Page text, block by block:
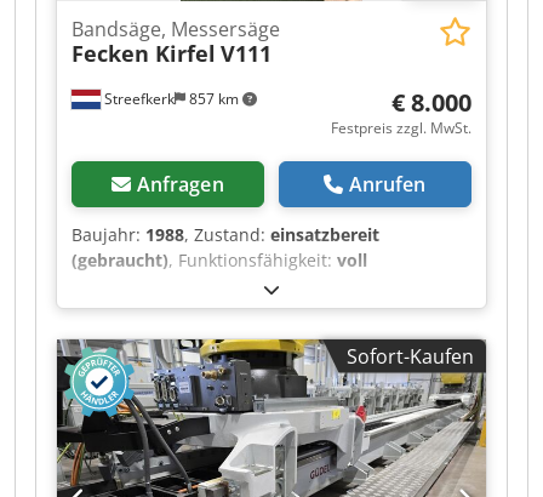
Streefkerk 857 km
Bandsäge, Messersäge
Fecken Kirfel V111
€ 8.000
Festpreis zzgl. MwSt.
Anfragen Anrufen
Baujahr: 1988, Zustand: einsatzbereit
(gebraucht), Funktionsfähigkeit: voll
, Maschinen-/Fahrzeugnummer:
M8298, Bandsäge, Messersäge für weiche
Materialien. Djdpfx Adezivv Dsrskr Die Maschine
hat einen Ausladung von 1260 mm Schnittlänge
ca. 2300 mm Schnitthöhe ca. 900 mm
Sofort-Kaufen